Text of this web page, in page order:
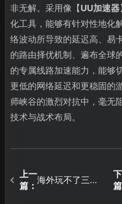
非无解。采用像【UU加速器
化工具，能够有针对性地化
络波动所导致的延迟高、易
的路由择优机制、遍布全球
的专属线路加速能力，能够
更低的网络延迟和更稳固的
师峡谷的激烈对抗中，毫无
技术与战术布局。
上一
篇：
海外玩不了三角